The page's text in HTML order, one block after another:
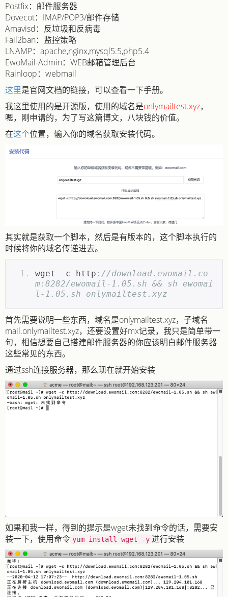
Postfix：邮件服务器
Dovecot：IMAP/POP3/邮件存储
Amavisd：反垃圾和反病毒
Fail2ban：监控策略
LNAMP：apache,nginx,mysql5.5,php5.4
EwoMail-Admin：WEB邮箱管理后台
Rainloop：webmail
这里是官网文档的链接，可以查看一下手册。
我这里使用的是开源版，使用的域名是onlymailtest.xyz，
嗯，刚申请的，为了写这篇博文，八块钱的价值。
在这个位置，输入你的域名获取安装代码。
其实就是获取一个脚本，然后是有版本的，这个脚本执行的
时候将你的域名传递进去。
wget - c http : //download.ewomail.co
m:8282/ewomail-1.05.sh && sh ewomai
l-1.05.sh onlymailtest.xyz﻿​
首先需要说明一些东西，域名是onlymailtest.xyz，子域名
mail.onlymailtest.xyz，还要设置好mx记录，我只是简单带一
句，相信想要自己搭建邮件服务器的你应该明白邮件服务器
这些常见的东西。
通过ssh连接服务器，那么现在就开始安装
如果和我一样，得到的提示是wget未找到命令的话，需要安
装一下，使用命令 yum install wget -y 进行安装